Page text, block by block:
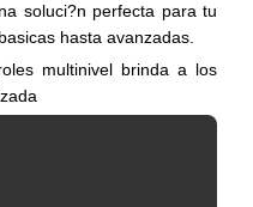
soluci?n perfecta para tu
hasta avanzadas.
multinivel brinda a los